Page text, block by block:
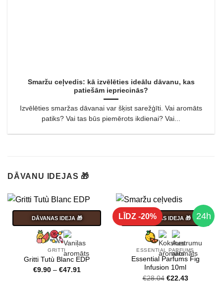
Smaržu ceļvedis: kā izvēlēties ideālu dāvanu, kas
patiešām iepriecinās?
Izvēlēties smaržas dāvanai var šķist sarežģīti. Vai aromāts
patiks? Vai tas būs piemērots ikdienai? Vai...
DĀVANU IDEJAS 🎁
DĀVANAS IDEJA 🎁
GRITTI
Gritti Tutù Blanc EDP
€9.90 – €47.91Price
24h
LĪDZ -20%DĀVANAS IDEJA 🎁
ESSENTIAL PARFUMS
Essential Parfums Fig
Infusion 10ml
€28.04 Original
€22.43Current